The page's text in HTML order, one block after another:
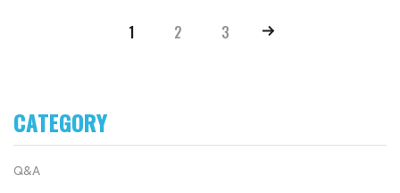
1 2 3
CATEGORY
Q&A